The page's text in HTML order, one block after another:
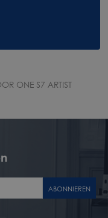
ONE S7 ARTIST
ABONNIEREN